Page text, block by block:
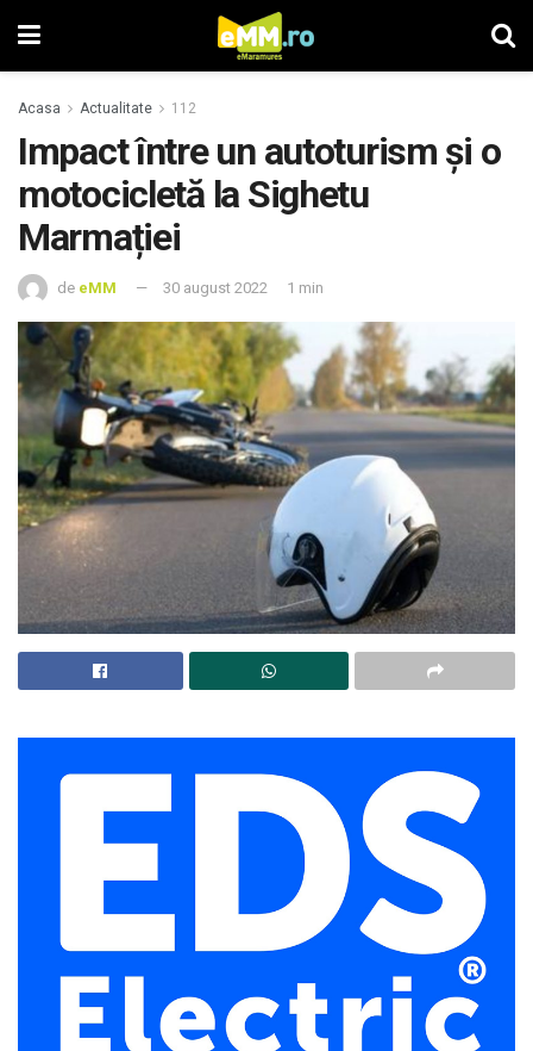
Acasa Actualitate 112
Impact între un autoturism şi o
motocicletă la Sighetu
Marmației
de eMM 30 august 2022 1 min